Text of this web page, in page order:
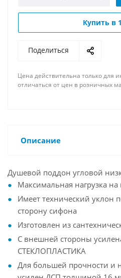
Купить в
Поделиться
Цена действительна только для
отличаться от цен в розничных
Описание
Душевой поддон угловой
Максимальная нагрузка на
Имеет технический уклон
сторону сифона
Изготовлен из
С внешней стороны
СТЕКЛОПЛАСТИКА
Для большей прочности и